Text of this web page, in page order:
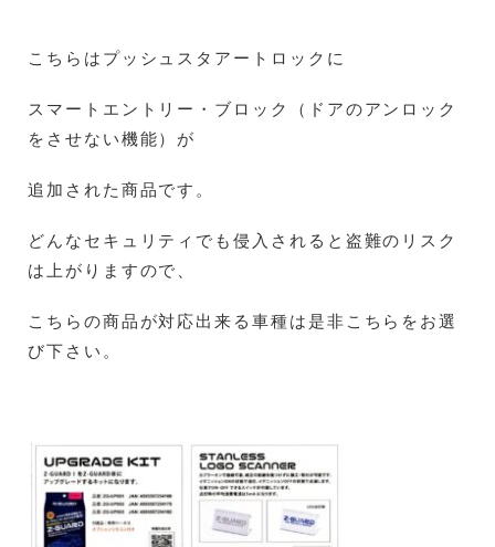
こちらはプッシュスタアートロックに
スマートエントリー・ブロック（ドアのアンロック
をさせない機能）が
追加された商品です。
どんなセキュリティでも侵入されると盗難のリスク
は上がりますので、
こちらの商品が対応出来る車種は是非こちらをお選
び下さい。